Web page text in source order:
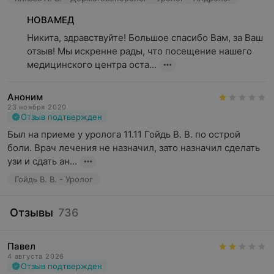
Распространенные заболевания, с которыми
обращаются к врачу-урологу:
пиелонефрит;
мочекаменная болезнь;
уретрит;
простатит;
цистит;
Последняя проблема не является болезнью как
недуги, поражающие выделительную систему,
например, цистит. Он представляет собой воспаление
НОВАМЕД
Никита, здравствуйте! Большое спасибо Вам, за Ваш
отзыв! Мы искренне рады, что посещение нашего
медицинского центра оста...
Аноним
23 ноября 2020
Отзыв подтвержден
Был на приеме у уролога 11.11 Гойдь В. В. по острой
боли. Врач лечения не назначил, зато назначил сделать
узи и сдать ан...
Гойдь В. В. - Уролог
Отзывы 736
Павел
4 августа 2026
Отзыв подтвержден